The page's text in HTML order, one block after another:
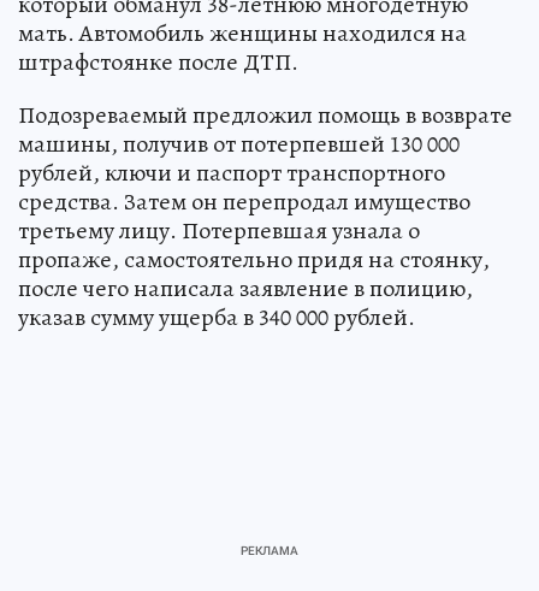
мать. Автомобиль женщины находился на
штрафстоянке после ДТП.
Подозреваемый предложил помощь в возврате
машины, получив от потерпевшей 130 000
рублей, ключи и паспорт транспортного
средства. Затем он перепродал имущество
третьему лицу. Потерпевшая узнала о
пропаже, самостоятельно придя на стоянку,
после чего написала заявление в полицию,
указав сумму ущерба в 340 000 рублей.